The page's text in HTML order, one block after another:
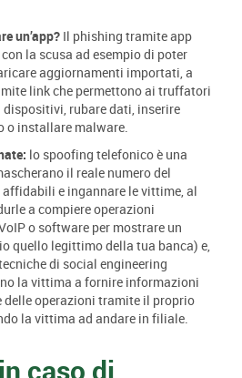
un’app? Il phishing tramite app
la scusa ad esempio di poter
aggiornamenti importati, a
link che permettono ai truffatori
dispositivi, rubare dati, inserire
o installare malware.
lo spoofing telefonico è una
il reale numero del
e ingannare le vittime, al
a compiere operazioni
o software per mostrare un
quello legittimo della tua banca) e,
di social engineering
la vittima a fornire informazioni
delle operazioni tramite il proprio
la vittima ad andare in filiale.
caso di